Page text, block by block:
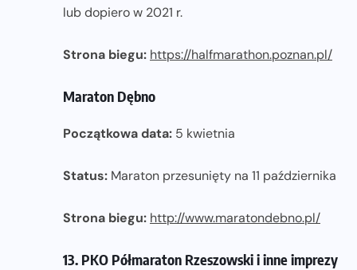
lub dopiero w 2021 r.
Strona biegu: https://halfmarathon.poznan.pl/
Maraton Dębno
Początkowa data: 5 kwietnia
Status: Maraton przesunięty na 11 października
Strona biegu: http://www.maratondebno.pl/
13. PKO Półmaraton Rzeszowski i inne imprezy